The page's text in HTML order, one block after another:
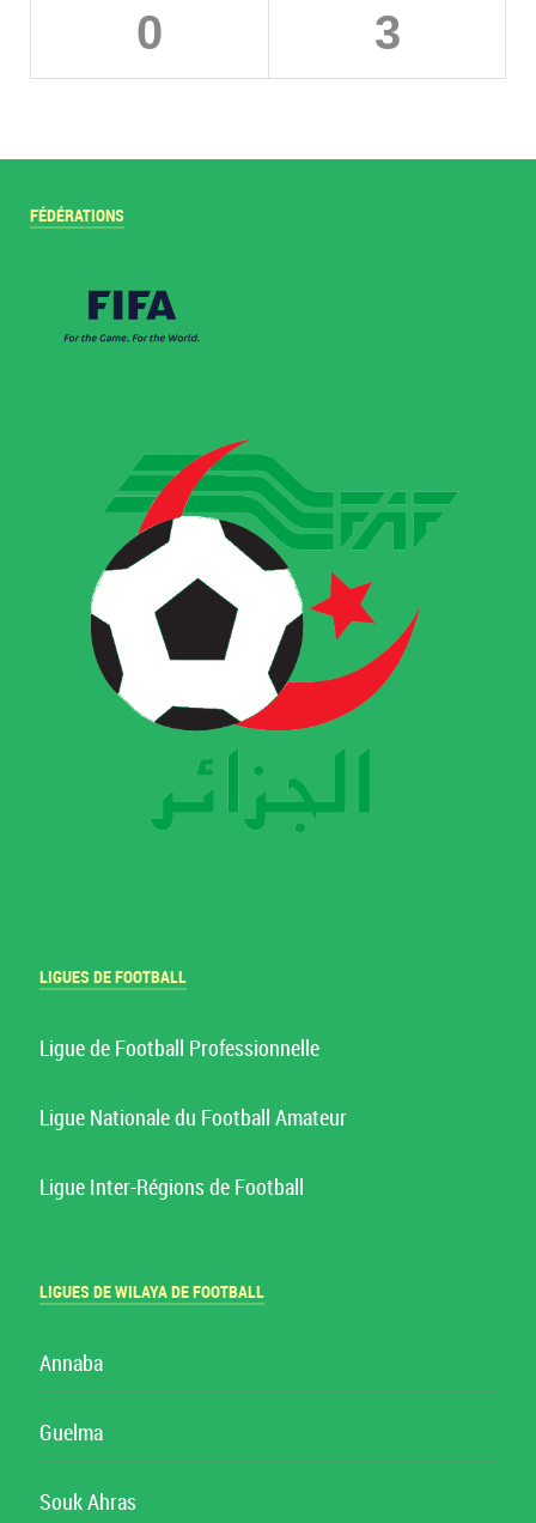
0 3
FÉDÉRATIONS
LIGUES DE FOOTBALL
Ligue de Football Professionnelle
Ligue Nationale du Football Amateur
Ligue Inter-Régions de Football
LIGUES DE WILAYA DE FOOTBALL
Annaba
Guelma
Souk Ahras